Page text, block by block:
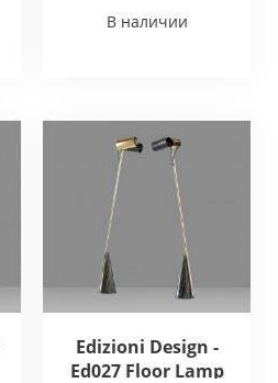
В наличии
Edizioni Design -
Ed027 Floor Lamp